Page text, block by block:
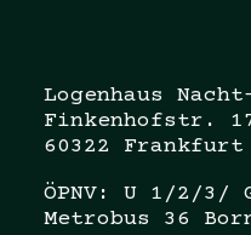
Logenhaus
Finkenhofstr.
60322 Frankfurt
ÖPNV: U 1/2/3/
Metrobus 36